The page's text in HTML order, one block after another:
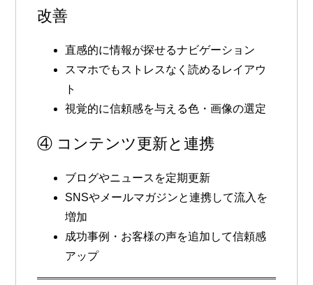
改善
直感的に情報が探せるナビゲーション
スマホでもストレスなく読めるレイアウ
ト
視覚的に信頼感を与える色・画像の選定
④ コンテンツ更新と連携
ブログやニュースを定期更新
SNSやメールマガジンと連携して流入を
増加
成功事例・お客様の声を追加して信頼感
アップ